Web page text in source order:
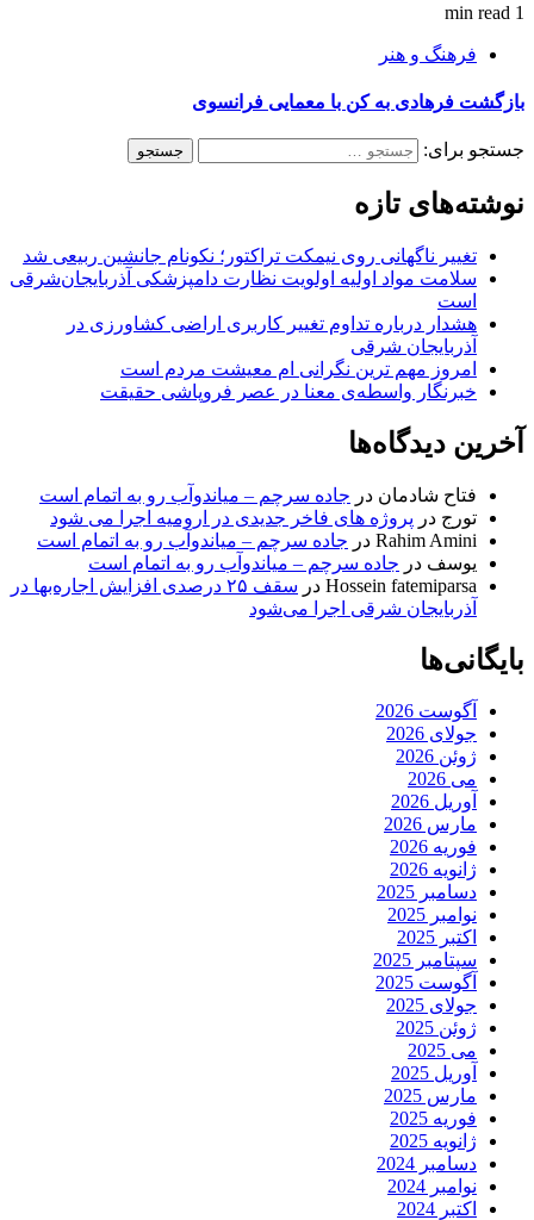
1 min read
فرهنگ و هنر
بازگشت فرهادی به کن با معمایی فرانسوی
جستجو برای:
نوشته‌های تازه
تغییر ناگهانی روی نیمکت تراکتور؛ نکونام جانشین ربیعی شد
سلامت مواد اولیه اولویت نظارت دامپزشکی آذربایجان‌شرقی
است
هشدار درباره تداوم تغییر کاربری اراضی کشاورزی در
آذربایجان شرقی
امروز مهم‌ ترین نگرانی‌ ام معیشت مردم است
خبرنگار واسطه‌ی معنا در عصر فروپاشی حقیقت
آخرین دیدگاه‌ها
فتاح شادمان در جاده سرچم – میاندوآب رو به اتمام است
تورج در پروژه های فاخر جدیدی در ارومیه اجرا می شود
Rahim Amini در جاده سرچم – میاندوآب رو به اتمام است
یوسف در جاده سرچم – میاندوآب رو به اتمام است
Hossein fatemiparsa در
سقف ۲۵ درصدی افزایش اجاره‌بها در
آذربایجان شرقی اجرا می‌شود
بایگانی‌ها
آگوست 2026
جولای 2026
ژوئن 2026
می 2026
آوریل 2026
مارس 2026
فوریه 2026
ژانویه 2026
دسامبر 2025
نوامبر 2025
اکتبر 2025
سپتامبر 2025
آگوست 2025
جولای 2025
ژوئن 2025
می 2025
آوریل 2025
مارس 2025
فوریه 2025
ژانویه 2025
دسامبر 2024
نوامبر 2024
اکتبر 2024